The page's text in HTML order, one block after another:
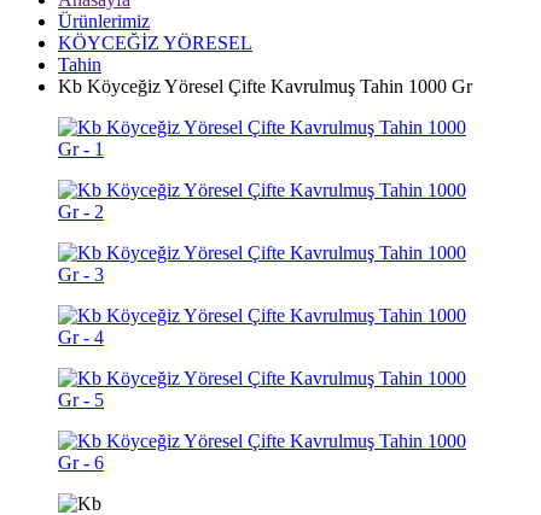
Ürünlerimiz
KÖYCEĞİZ YÖRESEL
Tahin
Kb Köyceğiz Yöresel Çifte Kavrulmuş Tahin 1000 Gr